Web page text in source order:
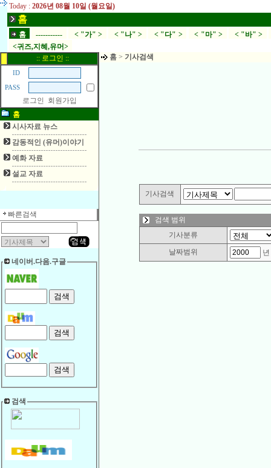
Today : 2026년 08월 10일 (월요일)
홈
홈 ----------- < "가" > < "나" > < "다" > < "마" > < "바" >
<귀즈,지혜,유머>
:: 로그인 ::
ID
PASS
로그인
회원가입
홈
시사자료 뉴스
감동적인 (유머)이야기
예화 자료
설교 자료
빠른검색
네이버.다음.구글
검색
홈 > 기사검색
기사검색
검색 범위
기사분류
날짜범위